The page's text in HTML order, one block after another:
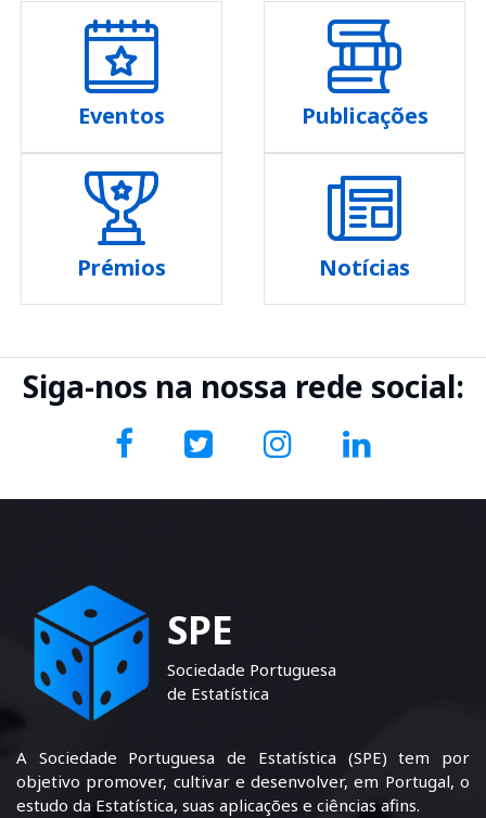
Eventos Publicações
Prémios Notícias
Siga-nos na nossa rede social:
SPE
Sociedade Portuguesa
de Estatística
A Sociedade Portuguesa de Estatística (SPE) tem por
objetivo promover, cultivar e desenvolver, em Portugal, o
estudo da Estatística, suas aplicações e ciências afins.